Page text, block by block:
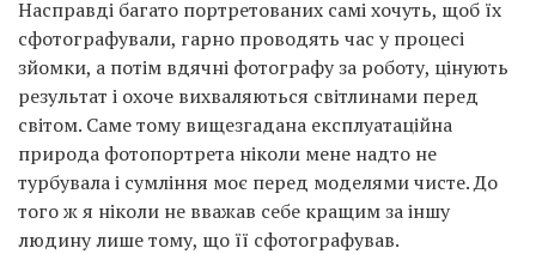
Насправді багато портретованих самі хочуть, щоб їх
сфотографували, гарно проводять час у процесі
зйомки, а потім вдячні фотографу за роботу, цінують
результат і охоче вихваляються світлинами перед
світом. Саме тому вищезгадана експлуатаційна
природа фотопортрета ніколи мене надто не
турбувала і сумління моє перед моделями чисте. До
того ж я ніколи не вважав себе кращим за іншу
людину лише тому, що її сфотографував.